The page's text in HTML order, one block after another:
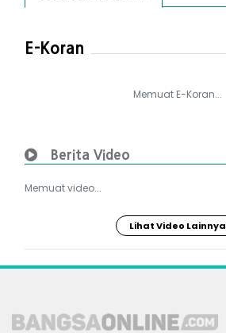
E-Koran
Memuat E-Koran...
Berita Video
Memuat video...
Lihat Video Lainnya